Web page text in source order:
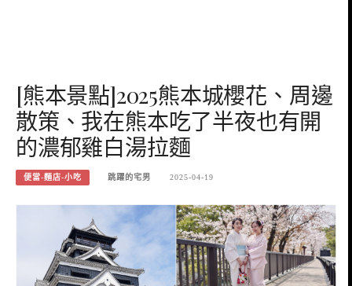
[熊本景點]2025熊本城櫻花、周邊
散策、我在熊本吃了半夜也有開
的濃郁雞白湯拉麵
便當-麵店-小吃 跳躍的宅男 2025-04-19